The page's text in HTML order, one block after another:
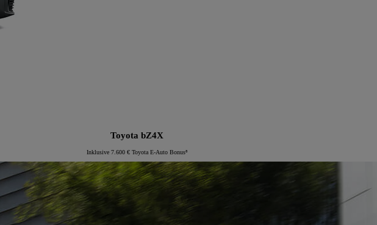
Toyota bZ4X
Inklusive 7.600 € Toyota E-Auto Bonus⁸